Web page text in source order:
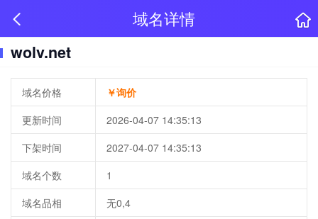
域名详情
wolv.net
域名价格
￥询价
更新时间
2026-04-07 14:35:13
下架时间
2027-04-07 14:35:13
域名个数
1
域名品相
无0,4